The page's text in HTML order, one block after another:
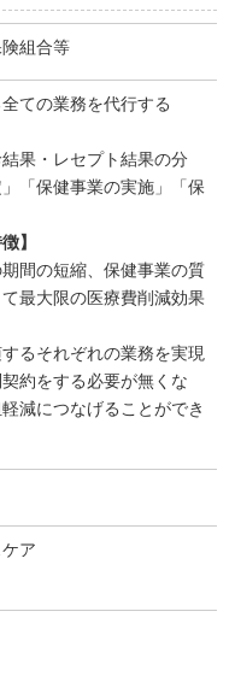
組合等
ての業務を代行する
果・レセプト結果の分
「保健事業の実施」「保
】
間の短縮、保健事業の質
最大限の医療費削減効果
るそれぞれの業務を実現
約をする必要が無くな
減につなげることができ
ア